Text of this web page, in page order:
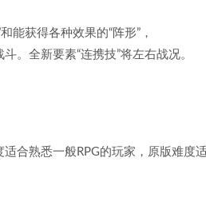
能获得各种效果的“阵形”，
。全新要素“连携技”将左右战况。
合熟悉一般RPG的玩家，原版难度